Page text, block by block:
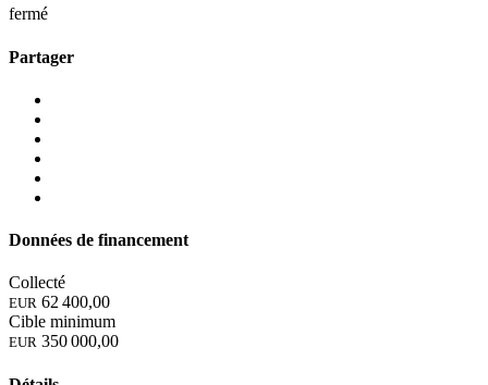
fermé
Partager
Données de financement
Collecté
EUR 62 400,00
Cible minimum
EUR 350 000,00